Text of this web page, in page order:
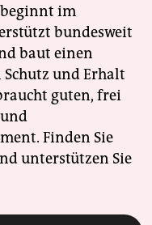
im
bundesweit
baut einen
und Erhalt
guten, frei
Finden Sie
unterstützen Sie